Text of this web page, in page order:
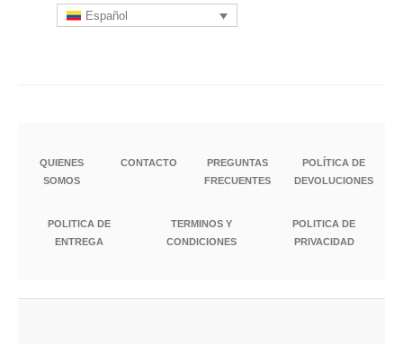
Español
QUIENES
SOMOS
CONTACTO
PREGUNTAS
FRECUENTES
POLÍTICA DE
DEVOLUCIONES
POLITICA DE
ENTREGA
TERMINOS Y
CONDICIONES
POLITICA DE
PRIVACIDAD